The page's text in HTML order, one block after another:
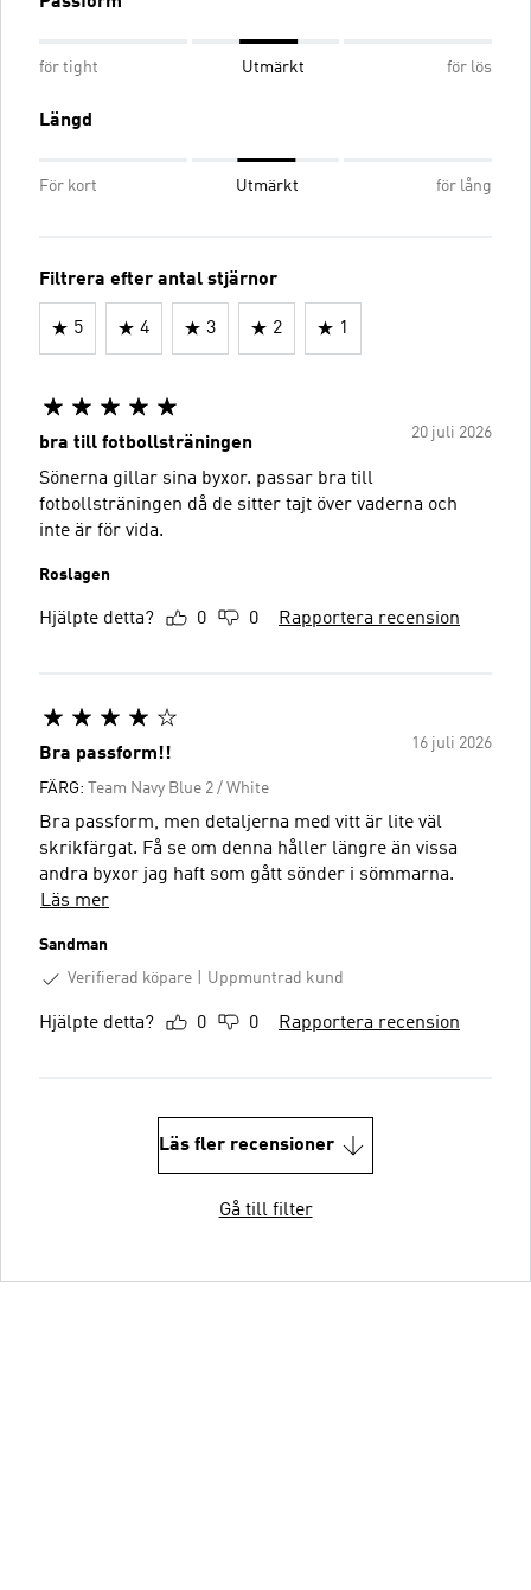
för tight Utmärkt för lös
Längd
För kort Utmärkt för lång
Filtrera efter antal stjärnor
5 4 3 2 1
20 juli 2026
bra till fotbollsträningen
Sönerna gillar sina byxor. passar bra till
fotbollsträningen då de sitter tajt över vaderna och
inte är för vida.
Roslagen
Hjälpte detta? 0 0 Rapportera recension
16 juli 2026
Bra passform!!
FÄRG: Team Navy Blue 2 / White
Bra passform, men detaljerna med vitt är lite väl
skrikfärgat. Få se om denna håller längre än vissa
andra byxor jag haft som gått sönder i sömmarna.
Läs mer
Sandman
Verifierad köpare
Uppmuntrad kund
Hjälpte detta? 0 0 Rapportera recension
Läs fler recensioner
Gå till filter